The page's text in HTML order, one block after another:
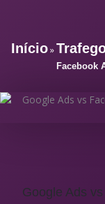
Início»
Facebook
Google Ads